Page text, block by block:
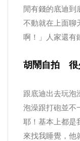
閒有錢的底迪到
不動就在上面聊
啊！」人家還有
胡鬧自拍 很
跟底迪出去玩泡
泡澡跟打砲並不
耶！基本上都是
來找我睡覺，他